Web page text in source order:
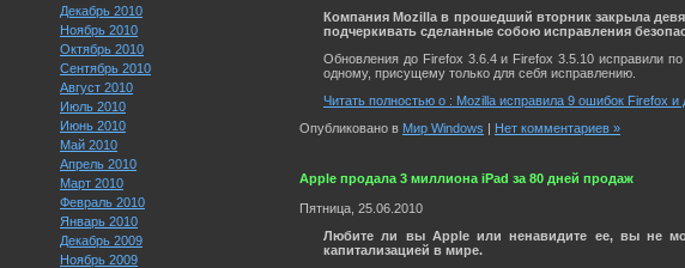
Декабрь 2010
Ноябрь 2010
Октябрь 2010
Сентябрь 2010
Август 2010
Июль 2010
Июнь 2010
Май 2010
Апрель 2010
Март 2010
Февраль 2010
Январь 2010
Декабрь 2009
Ноябрь 2009
Компания Mozilla в прошедший вторник закрыла
подчеркивать сделанные собою исправления
Обновления до Firefox 3.6.4 и Firefox 3.5.10 исправили
одному, присущему только для себя исправлению.
Читать полностью о : Mozilla исправила 9 ошибок Firefox и
Опубликовано в Мир Windows | Нет комментариев »
Apple продала 3 миллиона iPad за 80 дней продаж
Пятница, 25.06.2010
Любите ли вы Apple или ненавидите ее, вы не
капитализацией в мире.